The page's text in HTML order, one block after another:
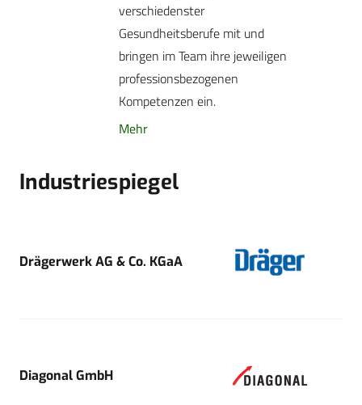
verschiedenster
Gesundheitsberufe mit und
bringen im Team ihre jeweiligen
professionsbezogenen
Kompetenzen ein.
Mehr
Industriespiegel
Drägerwerk AG & Co. KGaA
Diagonal GmbH